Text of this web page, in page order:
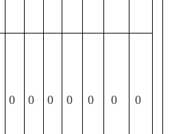
0 0 0 0 0 0 0